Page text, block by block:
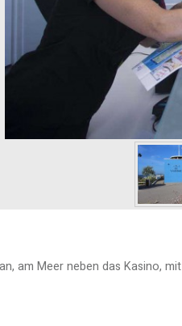
am Meer neben das Kasino,